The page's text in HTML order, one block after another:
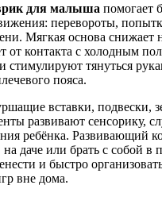
для малыша помогает
перевороты,
Мягкая основа снижает
от контакта с холодным
стимулируют тянуться
пояса.
вставки, подвески,
развивают сенсорику,
ребёнка. Развивающий
даче или брать с собой в
и быстро
вне дома.